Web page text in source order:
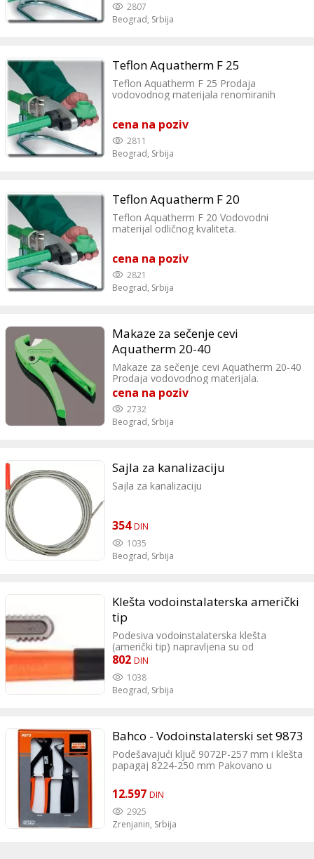
2807
Beograd, Srbija
Teflon Aquatherm F 25
Teflon Aquatherm F 25 Prodaja
vodovodnog materijala renomiranih
cena na poziv
2811
Beograd, Srbija
Teflon Aquatherm F 20
Teflon Aquatherm F 20 Vodovodni
materijal odličnog kvaliteta.
cena na poziv
2821
Beograd, Srbija
Makaze za sečenje cevi
Aquatherm 20-40
Makaze za sečenje cevi Aquatherm 20-40
Prodaja vodovodnog materijala.
cena na poziv
2732
Beograd, Srbija
Sajla za kanalizaciju
Sajla za kanalizaciju
354DIN
1035
Beograd, Srbija
Klešta vodoinstalaterska američki
tip
Podesiva vodoinstalaterska klešta
(američki tip) napravljena su od
visokougljeničnog čelika sa
su od kovanog duktilnog čelika, termički
obrađena da bi se oduprla izobličenju ili
802 DIN
1038
Beograd, Srbija
Bahco - Vodoinstalaterski set 9873
Podešavajući ključ 9072P-257 mm i klešta
papagaj 8224-250 mm Pakovano u
9072 P ERGO Ergonomski dizajn sa
protivkliznom drškom Poboljšan prilaz u
skučenim prostorima zahvaljujući
zakrivljenim čeljustima pod uglom od 15°
Dužina 257mm Crni finiš Maksimalno
12.597 DIN
2925
Zrenjanin, Srbija